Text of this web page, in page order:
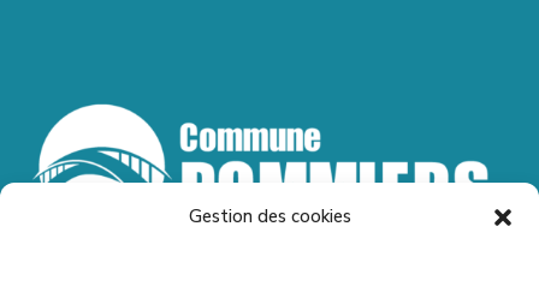
Gestion des cookies